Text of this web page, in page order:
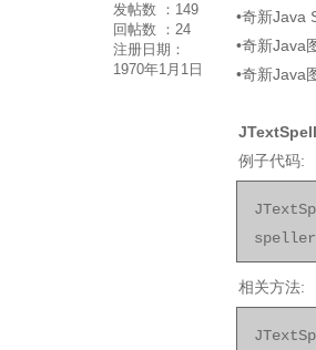
发帖数 ： 149
回帖数 ： 24
注册日期：
1970年1月1日
•奇新Java
•奇新Java
•奇新Java
例子代码:
相关方法: